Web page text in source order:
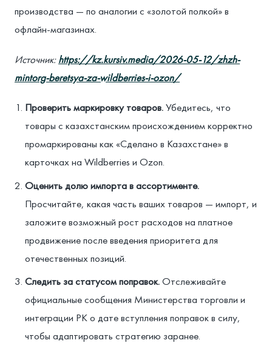
производства — по аналогии с «золотой полкой» в
офлайн-магазинах.
Источник:https://kz.kursiv.media/2026-05-12/zhzh-
mintorg-beretsya-za-wildberries-i-ozon/
Проверить маркировку товаров.Убедитесь, что
товары с казахстанским происхождением корректно
промаркированы как «Сделано в Казахстане» в
карточках на Wildberries и Ozon.
Оценить долю импорта в ассортименте.
Просчитайте, какая часть ваших товаров — импорт, и
заложите возможный рост расходов на платное
продвижение после введения приоритета для
отечественных позиций.
Следить за статусом поправок.Отслеживайте
официальные сообщения Министерства торговли и
интеграции РК о дате вступления поправок в силу,
чтобы адаптировать стратегию заранее.